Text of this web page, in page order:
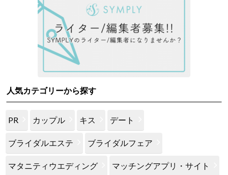
人気カテゴリーから探す
PR カップル キス デート
ブライダルエステ ブライダルフェア
マタニティウエディング マッチングアプリ・サイト